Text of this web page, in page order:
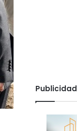
Publicidad